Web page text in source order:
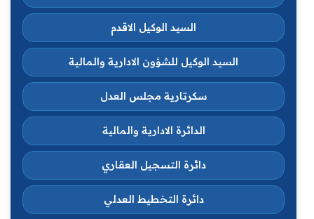
السيد الوكيل الاقدم
السيد الوكيل للشؤون الادارية والمالية
سكرتارية مجلس العدل
الدائرة الادارية والمالية
دائرة التسجيل العقاري
دائرة التخطيط العدلي